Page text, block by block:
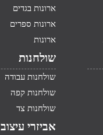
ארונות בגדים
ארונות ספרים
ארונות
שולחנות
שולחנות עבודה
שולחנות קפה
שולחנות צד
אביזרי עיצוב